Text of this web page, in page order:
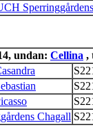
undan: Cellina ,
Chagall